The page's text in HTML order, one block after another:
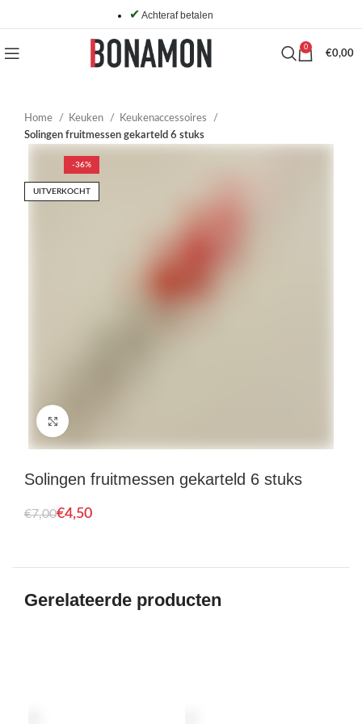
✔ Achteraf betalen
0
€0,00
Home Keuken
Keukenaccessoires
Solingen fruitmessen gekarteld 6 stuks
-36%
UITVERKOCHT
Solingen fruitmessen gekarteld 6 stuks
€7,00€4,50
Gerelateerde producten